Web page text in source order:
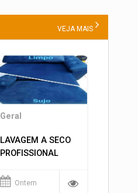
VEJA MAIS
Geral
LAVAGEM A SECO
PROFISSIONAL
Ontem